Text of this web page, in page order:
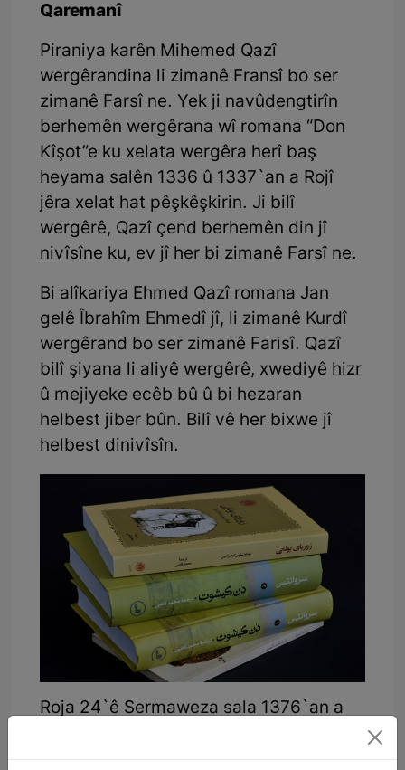
Qaremanî
Piraniya karên Mihemed Qazî
wergêrandina li zimanê Fransî bo ser
zimanê Farsî ne. Yek ji navûdengtirîn
berhemên wergêrana wî romana “Don
Kîşot”e ku xelata wergêra herî baş
heyama salên 1336 û 1337`an a Rojî
jêra xelat hat pêşkêşkirin. Ji bilî
wergêrê, Qazî çend berhemên din jî
nivîsîne ku, ev jî her bi zimanê Farsî ne.
Bi alîkariya Ehmed Qazî romana Jan
gelê Îbrahîm Ehmedî jî, li zimanê Kurdî
wergêrand bo ser zimanê Farisî. Qazî
bilî şiyana li aliyê wergêrê, xwediyê hizr
û mejiyeke ecêb bû û bi hezaran
helbest jiber bûn. Bilî vê her bixwe jî
helbest dinivîsîn.
Roja 24`ê Sermaweza sala 1376`an a
saliyê de, li nexweşxaneya Îranmêhr ya